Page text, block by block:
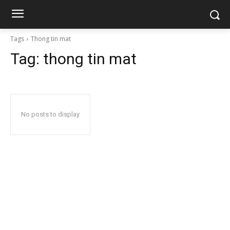
Tags Thong tin mat
Tag: thong tin mat
No posts to display